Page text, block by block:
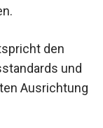
den
und
Ausrichtung